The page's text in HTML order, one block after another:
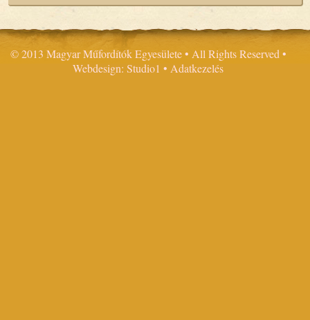
© 2013 Magyar Műfordítók Egyesülete • All Rights Reserved •
Webdesign: Studio1 • Adatkezelés